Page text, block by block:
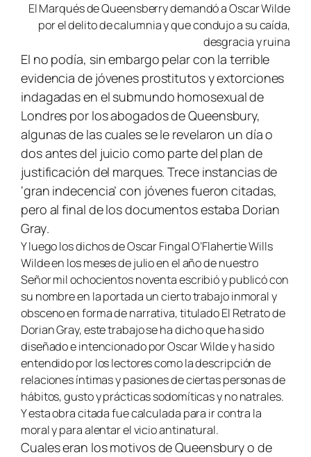
El Marqués de Queensberry demandó a Oscar Wilde
por el delito de calumnia y que condujo a su caída,
desgracia y ruina
El no podía, sin embargo pelar con la terrible
evidencia de jóvenes prostitutos y extorciones
indagadas en el submundo homosexual de
Londres por los abogados de Queensbury,
algunas de las cuales se le revelaron un día o
dos antes del juicio como parte del plan de
justificación del marques. Trece instancias de
‘gran indecencia’ con jóvenes fueron citadas,
pero al final de los documentos estaba Dorian
Gray.
Y luego los dichos de Oscar Fingal O’Flahertie Wills
Wilde en los meses de julio en el año de nuestro
Señor mil ochocientos noventa escribió y publicó con
su nombre en la portada un cierto trabajo inmoral y
obsceno en forma de narrativa, titulado El Retrato de
Dorian Gray, este trabajo se ha dicho que ha sido
diseñado e intencionado por Oscar Wilde y ha sido
entendido por los lectores como la descripción de
relaciones íntimas y pasiones de ciertas personas de
hábitos, gusto y prácticas sodomíticas y no natrales.
Y esta obra citada fue calculada para ir contra la
moral y para alentar el vicio antinatural.
Cuales eran los motivos de Queensbury o de